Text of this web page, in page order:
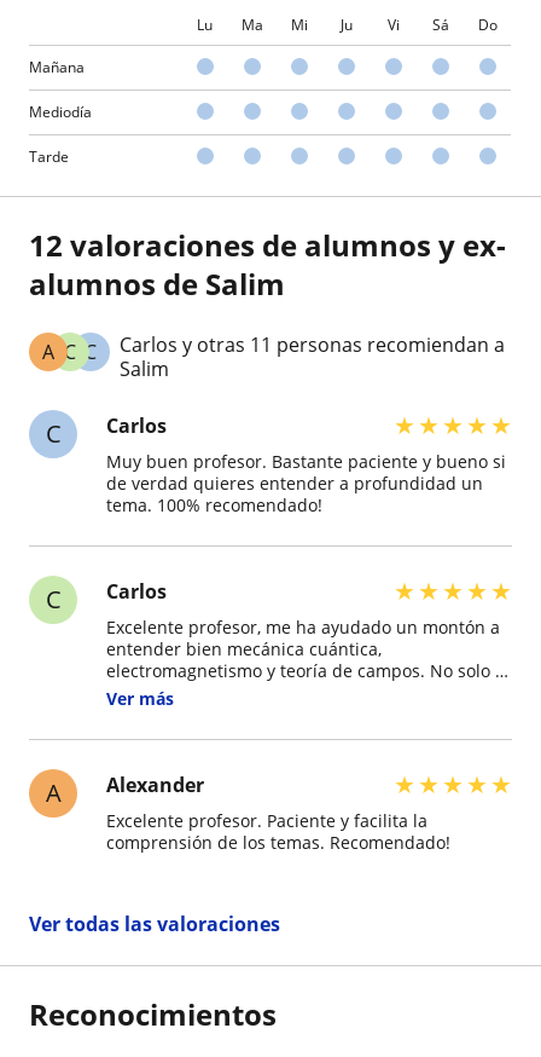
Lu Ma Mi Ju Vi Sá Do
Mañana
Mediodía
Tarde
12 valoraciones de alumnos y ex-
alumnos de Salim
C
C
A
Carlos y otras 11 personas recomiendan a
Salim
C Carlos ★★★★★
Muy buen profesor. Bastante paciente y bueno si
de verdad quieres entender a profundidad un
tema. 100% recomendado!
C Carlos ★★★★★
Excelente profesor, me ha ayudado un montón a
entender bien mecánica cuántica,
electromagnetismo y teoría de campos. No solo te
va a ayudar con los ejercicios, si no va a hacer
base increíble con el.
Ver más
A Alexander ★★★★★
Excelente profesor. Paciente y facilita la
comprensión de los temas. Recomendado!
Ver todas las valoraciones
Reconocimientos